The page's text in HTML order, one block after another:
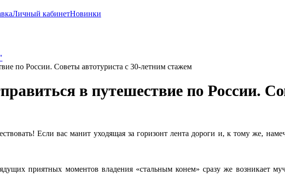
Личный кабинетНовинки
по России. Советы автотуриста с 30-летним стажем
в путешествие по России.
Если вас манит уходящая за горизонт лента дороги и, к тому же,
приятных моментов владения «стальным конем» сразу же возникает